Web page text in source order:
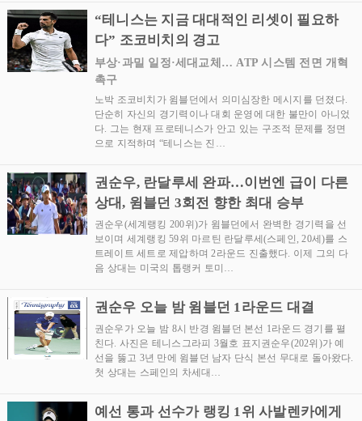
“테니스는 지금 대대적인 리셋이 필요하
다” 조코비치의 경고
부상·과밀 일정·세대교체… ATP 시스템 전면 개혁
촉구
노박 조코비치가 윔블던에서 의미심장한 메시지를 던졌다.
단순히 자신의 경기력이나 대회 운영에 대한 불만이 아니었
다. 그는 현재 프로테니스가 안고 있는 구조적 문제를 정면
으로 지적하며 “테니스는 진…
권순우, 란달루세 완파…이번엔 급이 다른
상대, 윔블던 3회전 향한 최대 승부
권순우(세계랭킹 200위)가 윔블던에서 완벽한 경기력을 선
보이며 세계랭킹 59위 마르틴 란달루세(스페인, 20세)를 스
트레이트 세트로 제압하며 2라운드 진출했다. 이제 그의 다
음 상대는 미국의 톱랭커 토미…
권순우 오늘 밤 윔블던 1라운드 대결
권순우가 오늘 밤 8시 반경 윔블던 본선 1라운드 경기를 펼
친다. 사진은 테니스그라피 3월호 표지권순우(202위)가 예
선을 뚫고 3년 만에 윔블던 남자 단식 본선 무대로 돌아왔다.
첫 상대는 스페인의 차세대…
예선 통과 선수가 랭킹 1위 사발렌카에게